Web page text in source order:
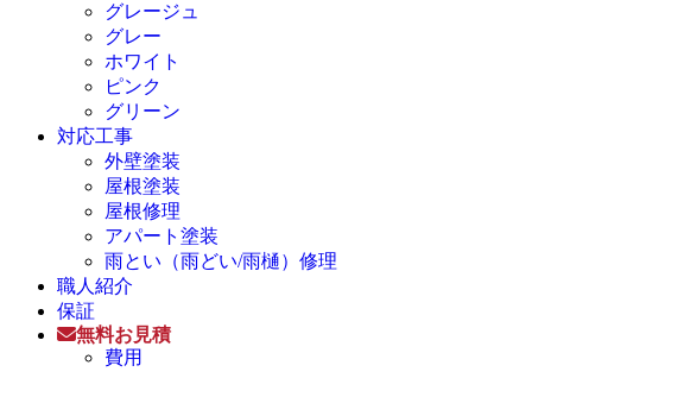
グレージュ
グレー
ホワイト
ピンク
グリーン
対応工事
外壁塗装
屋根塗装
屋根修理
アパート塗装
雨とい（雨どい/雨樋）修理
職人紹介
保証
無料お見積
費用